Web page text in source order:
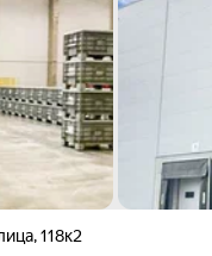
,118к2